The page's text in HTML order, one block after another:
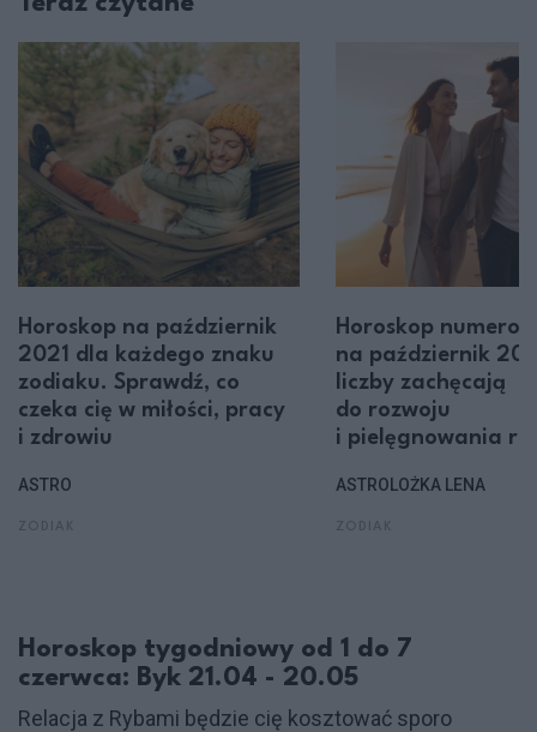
Horoskop na październik
2021 dla każdego znaku
zodiaku. Sprawdź, co
czeka cię w miłości, pracy
i zdrowiu
ASTRO
Horoskop
na październik
liczby zachęcają
do rozwoju
i pielęgnowania
ASTROLOŻKA LENA
Horoskop tygodniowy od 1 do 7
czerwca: Byk 21.04 - 20.05
Relacja z Rybami będzie cię kosztować sporo